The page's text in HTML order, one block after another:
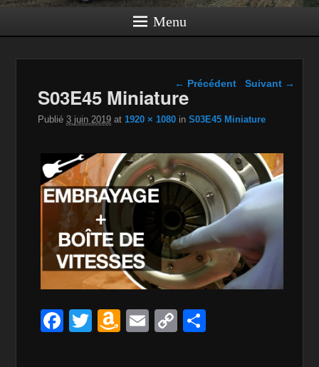
Menu
Navigation dans les
← Précédent Suivant →
S03E45 Miniature
Publié3 juin 2019 at 1920 × 1080 inS03E45 Miniature
F
T
A
E
C